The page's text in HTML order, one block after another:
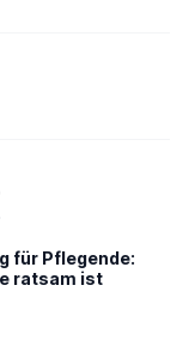
für Pflegende:
ratsam ist